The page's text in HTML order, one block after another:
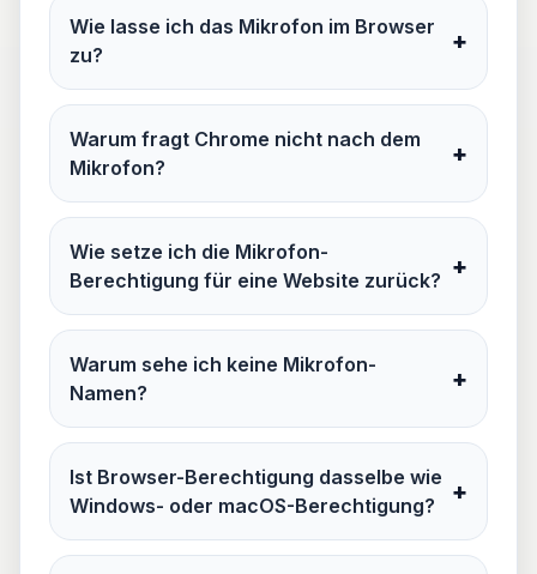
Wie lasse ich das Mikrofon im Browser
zu?
+
Warum fragt Chrome nicht nach dem
Mikrofon?
+
Wie setze ich die Mikrofon-
Berechtigung für eine Website zurück? +
Warum sehe ich keine Mikrofon-
Namen?
+
Ist Browser-Berechtigung dasselbe wie
Windows- oder macOS-Berechtigung?
+